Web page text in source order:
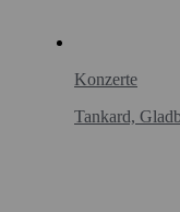
Konzerte
Tankard,